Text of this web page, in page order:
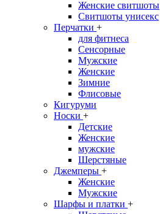
Женские свитшоты
Свитшоты унисекс
Перчатки +
для фитнеса
Сенсорные
Мужские
Женские
Зимние
Флисовые
Кигуруми
Носки +
Детские
Женские
мужские
Шерстяные
Джемперы +
Женские
Мужские
Шарфы и платки +